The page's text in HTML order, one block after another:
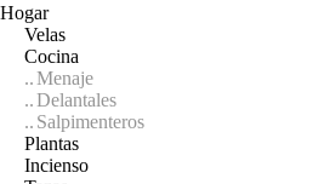
Hogar
Velas
Cocina
Menaje
Delantales
Salpimenteros
Plantas
Incienso